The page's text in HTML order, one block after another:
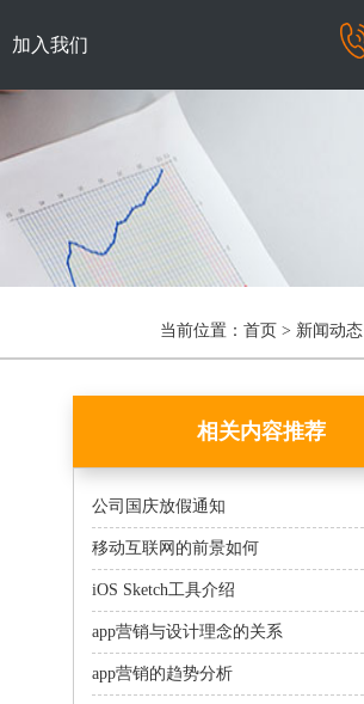
加入我们
当前位置： 首页 > 新闻动态
相关内容推荐
公司国庆放假通知
移动互联网的前景如何
iOS Sketch工具介绍
app营销与设计理念的关系
app营销的趋势分析